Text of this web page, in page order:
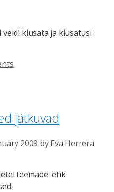
kiusata ja kiusatusi
jätkuvad
2009 by Eva Herrera
teemadel ehk